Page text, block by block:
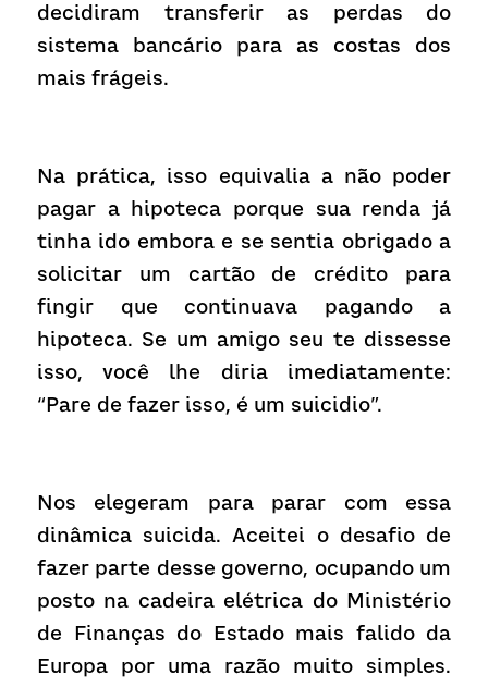
decidiram transferir as perdas do
sistema bancário para as costas dos
mais frágeis.
Na prática, isso equivalia a não poder
pagar a hipoteca porque sua renda já
tinha ido embora e se sentia obrigado a
solicitar um cartão de crédito para
fingir que continuava pagando a
hipoteca. Se um amigo seu te dissesse
isso, você lhe diria imediatamente:
“Pare de fazer isso, é um suicidio”.
Nos elegeram para parar com essa
dinâmica suicida. Aceitei o desafio de
fazer parte desse governo, ocupando um
posto na cadeira elétrica do Ministério
de Finanças do Estado mais falido da
Europa por uma razão muito simples.